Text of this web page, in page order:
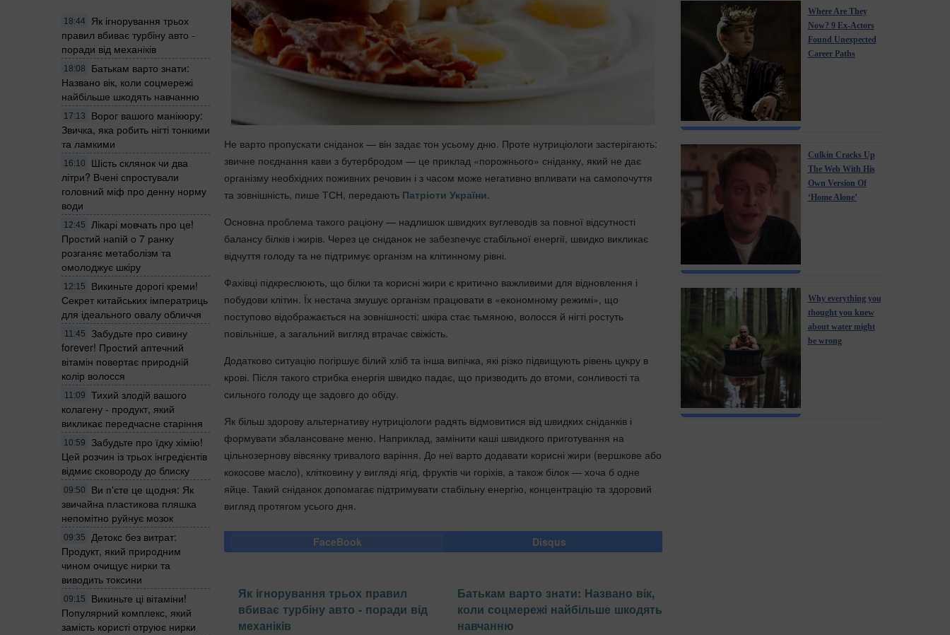
18:44
Як ігнорування трьох
правил вбиває турбіну авто -
поради від механіків
18:08
Батькам варто знати:
Названо вік, коли соцмережі
найбільше шкодять навчанню
17:13
Ворог вашого манікюру:
Звичка, яка робить нігті тонкими
та ламкими
16:10
Шість склянок чи два
літри? Вчені спростували
головний міф про денну норму
води
12:45
Лікарі мовчать про це!
Простий напій о 7 ранку
розганяє метаболізм та
омолоджує шкіру
12:15
Викиньте дорогі креми!
Секрет китайських імператриць
для ідеального овалу обличчя
11:45
Забудьте про сивину
forever! Простий аптечний
вітамін повертає природній
колір волосся
11:09
Тихий злодій вашого
колагену - продукт, який
викликає передчасне старіння
10:59
Забудьте про їдку хімію!
Цей розчин із трьох інгредієнтів
відмиє сковороду до блиску
09:50
Ви п'єте це щодня: Як
звичайна пластикова пляшка
непомітно руйнує мозок
09:35
Детокс без витрат:
Продукт, який природним
чином очищує нирки та
виводить токсини
09:15
Викиньте ці вітаміни!
Популярний комплекс, який
замість користі отруює нирки
Не варто пропускати сніданок — він задає тон усьому дню. Проте нутриціологи застерігають:
звичне поєднання кави з бутербродом — це приклад «порожнього» сніданку, який не дає
організму необхідних поживних речовин і з часом може негативно впливати на самопочуття
та зовнішність, пише ТСН, передають Патріоти України
Основна проблема такого раціону — надлишок швидких вуглеводів за повної відсутності
балансу білків і жирів. Через це сніданок не забезпечує стабільної енергії, швидко викликає
відчуття голоду та не підтримує організм на клітинному рівні.
Фахівці підкреслюють, що білки та корисні жири є критично важливими для відновлення і
побудови клітин. Їх нестача змушує організм працювати в «економному режимі», що
поступово відображається на зовнішності: шкіра стає тьмяною, волосся й нігті ростуть
повільніше, а загальний вигляд втрачає свіжість.
Додатково ситуацію погіршує білий хліб та інша випічка, які різко підвищують рівень цукру в
крові. Після такого стрибка енергія швидко падає, що призводить до втоми, сонливості та
сильного голоду ще задовго до обіду.
Як більш здорову альтернативу нутриціологи радять відмовитися від швидких сніданків і
формувати збалансоване меню. Наприклад, замінити каші швидкого приготування на
цільнозернову вівсянку тривалого варіння. До неї варто додавати корисні жири (вершкове або
кокосове масло), клітковину у вигляді ягід, фруктів чи горіхів, а також білок — хоча б одне
яйце. Такий сніданок допомагає підтримувати стабільну енергію, концентрацію та здоровий
вигляд протягом усього дня.
FaceBook Disqus
Як ігнорування трьох правил
вбиває турбіну авто - поради від
механіків
Батькам варто знати: Названо вік,
коли соцмережі найбільше шкодять
навчанню
Where Are They
Now? 9 Ex-Actors
Found Unexpected
Career Paths
Culkin Cracks Up
The Web With His
Own Version Of
‘Home Alone’
Why everything you
thought you knew
about water might
be wrong